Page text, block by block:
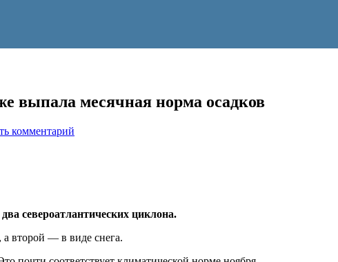
выпала месячная норма осадков
комментарий
североатлантических циклона.
второй — в виде снега.